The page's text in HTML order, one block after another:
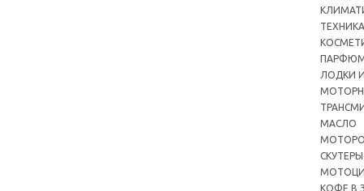
ТЕХНИКА
ЛОДКИ
МАСЛО
СКУТЕРЫ
КОФЕ В